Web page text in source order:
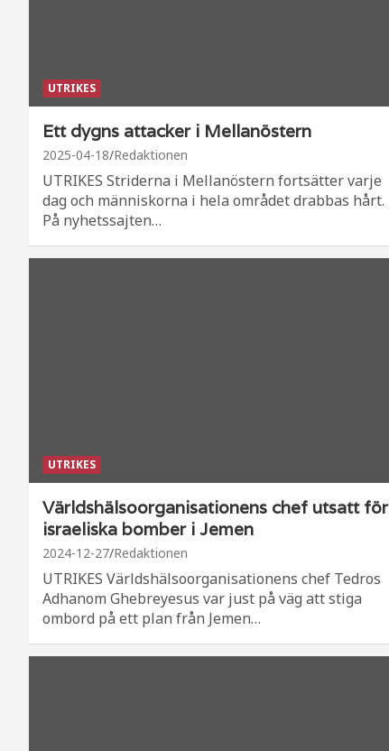
UTRIKES
Ett dygns attacker i Mellanöstern
2025-04-18 Redaktionen
UTRIKES Striderna i Mellanöstern fortsätter varje
dag och människorna i hela området drabbas hårt.
På nyhetssajten…
UTRIKES
Världshälsoorganisationens chef utsatt för
israeliska bomber i Jemen
2024-12-27 Redaktionen
UTRIKES Världshälsoorganisationens chef Tedros
Adhanom Ghebreyesus var just på väg att stiga
ombord på ett plan från Jemen…